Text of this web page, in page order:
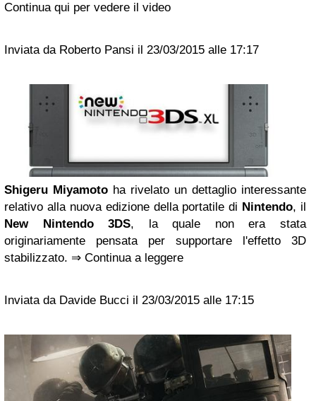
Continua qui per vedere il video
Inviata da Roberto Pansi il 23/03/2015 alle 17:17
Shigeru Miyamoto ha rivelato un dettaglio interessante
relativo alla nuova edizione della portatile di Nintendo, il
New Nintendo 3DS, la quale non era stata
originariamente pensata per supportare l'effetto 3D
stabilizzato. ⇒ Continua a leggere
Inviata da Davide Bucci il 23/03/2015 alle 17:15